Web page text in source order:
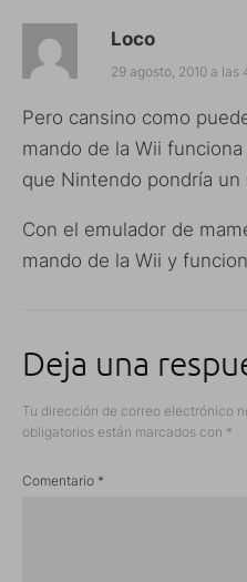
Loco
29 agosto, 2010 a las
Pero cansino como
mando de la Wii
que Nintendo pondría un
Con el emulador de
mando de la Wii y
Deja una
Tu dirección de correo electrónico
obligatorios están marcados con *
Comentario *